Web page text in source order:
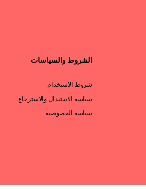
الشروط والسياسات
شروط الاستخدام
سياسة الاستبدال والاسترجاع
سياسة الخصوصية